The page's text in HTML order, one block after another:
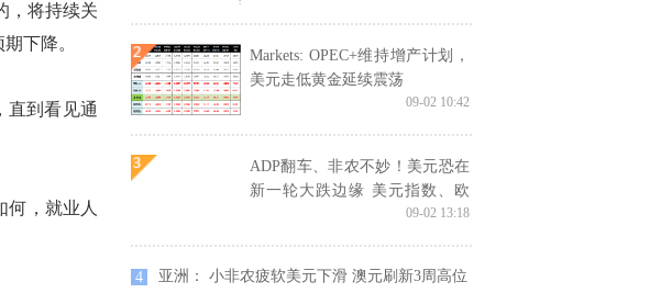
，将持续关
下降。
直到看见通
，就业人
Markets: OPEC+维持增产计划，
美元走低黄金延续震荡
09-02 10:42
ADP翻车、非农不妙！美元恐在
新一轮大跌边缘 美元指数、欧
元、英镑、日元、澳元和人民币
09-02 13:18
4 亚洲： 小非农疲软美元下滑 澳元刷新3周高位